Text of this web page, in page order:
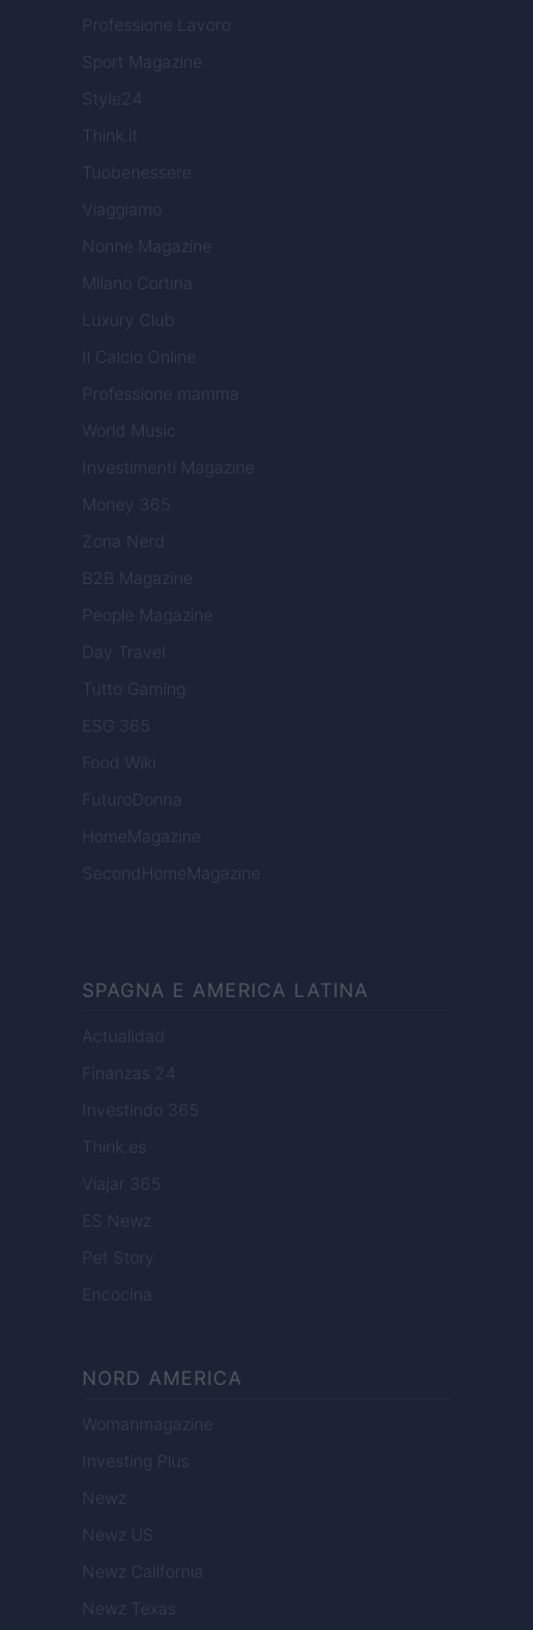
Professione Lavoro
Sport Magazine
Style24
Think.it
Tuobenessere
Viaggiamo
Nonne Magazine
Milano Cortina
Luxury Club
Il Calcio Online
Professione mamma
World Music
Investimenti Magazine
Money 365
Zona Nerd
B2B Magazine
People Magazine
Day Travel
Tutto Gaming
ESG 365
Food Wiki
FuturoDonna
HomeMagazine
SecondHomeMagazine
SPAGNA E AMERICA LATINA
Actualidad
Finanzas 24
Investindo 365
Think.es
Viajar 365
ES Newz
Pet Story
Encocina
NORD AMERICA
Womanmagazine
Investing Plus
Newz
Newz US
Newz California
Newz Texas